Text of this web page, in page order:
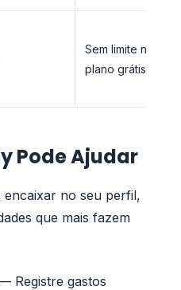
Sem limite no
plano grátis
Pode Ajudar
no seu perfil,
que mais fazem
Registre gastos